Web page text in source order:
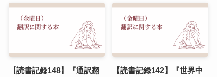
【読書記録148】『通訳翻
【読書記録142】『世界中